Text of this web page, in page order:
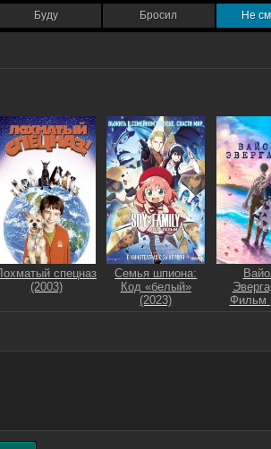
Буду Бросил Не
спецназ
(2003)
Семья шпиона:
Код «белый»
(2023)
Фильм